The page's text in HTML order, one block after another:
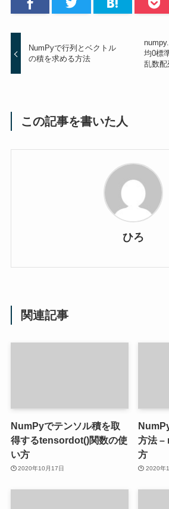
NumPyで行列とベクトル
の積を求める方法
均0標
乱数配
この記事を書いた人
ひろ
関連記事
NumPyでテンソル積を取
得するtensordot()関数の使
い方
2020年10月17日
方法 –
方
2020年